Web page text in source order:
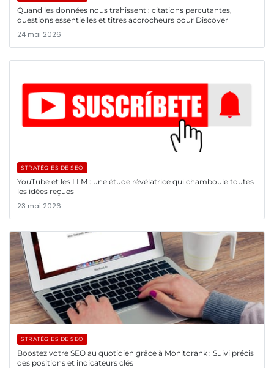
Quand les données nous trahissent : citations percutantes,
questions essentielles et titres accrocheurs pour Discover
24 mai 2026
STRATÉGIES DE SEO
YouTube et les LLM : une étude révélatrice qui chamboule toutes
les idées reçues
23 mai 2026
STRATÉGIES DE SEO
Boostez votre SEO au quotidien grâce à Monitorank : Suivi précis
des positions et indicateurs clés